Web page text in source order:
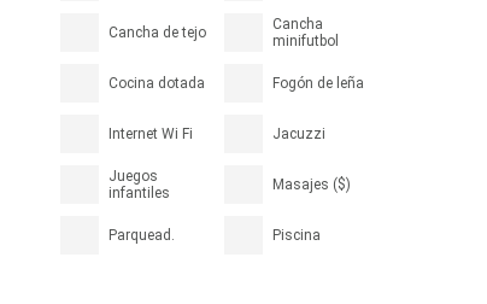
Cancha de tejo
Cancha
minifutbol
Cocina dotada Fogón de leña
Internet Wi Fi Jacuzzi
Juegos
infantiles
Masajes ($)
Parquead. Piscina